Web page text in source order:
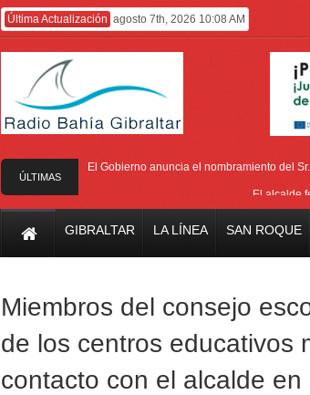
Última Actualización agosto 7th, 2026 10:08 AM
ÚLTIMAS
NOTICIAS
El Gobierno anuncia el nombramiento del
El alcalde
GIBRALTAR LA LÍNEA SAN ROQUE
Miembros del consejo
de los centros educativos
contacto con el alcalde